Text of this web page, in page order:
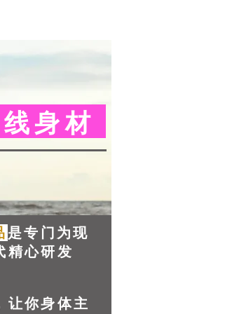
身材
是专门为现
精心研发
让你身体主